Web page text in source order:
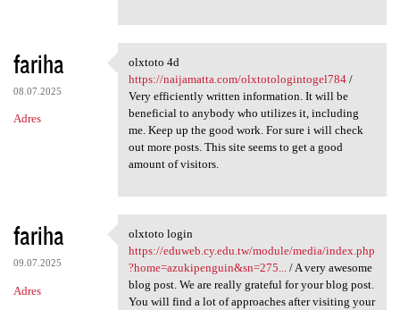
fariha
08.07.2025
Adres
olxtoto 4d https://naijamatta
olxtoto 4d
https://naijamatta.com/olxtotologintogel784/
Very efficiently written information. It will be
beneficial to anybody who utilizes it, including
me. Keep up the good work. For sure i will check
out more posts. This site seems to get a good
amount of visitors.
fariha
09.07.2025
Adres
olxtoto login https://eduweb
olxtoto login
https://eduweb.cy.edu.tw/module/media/index.php
?home=azukipenguin&sn=275.../ A very awesome
blog post. We are really grateful for your blog post.
You will find a lot of approaches after visiting your